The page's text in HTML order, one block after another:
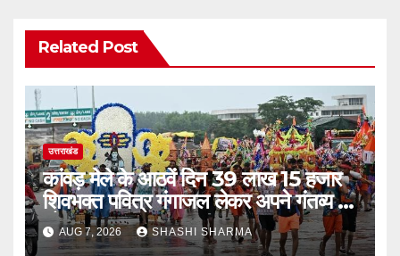
Related Post
उत्तराखंड
कांवड़ मेले के आठवें दिन 39 लाख 15 हजार
शिवभक्त पवित्र गंगाजल लेकर अपने गंतव्य की
ओर हुए रवाना
AUG 7, 2026 SHASHI SHARMA